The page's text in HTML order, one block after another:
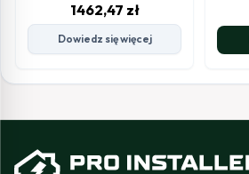
1462,47 zł
Dowiedz się więcej